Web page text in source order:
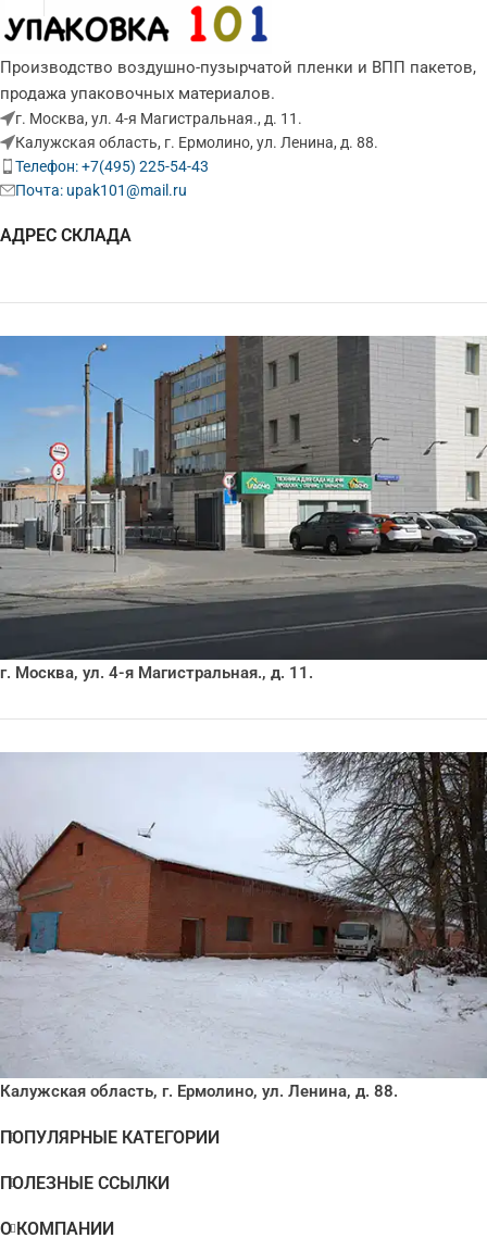
Производство воздушно-пузырчатой пленки и ВПП пакетов,
продажа упаковочных материалов.
г. Москва, ул. 4-я Магистральная., д. 11.
Калужская область, г. Ермолино, ул. Ленина, д. 88.
Телефон: +7(495) 225-54-43
Почта: upak101@mail.ru
АДРЕС СКЛАДА
г. Москва, ул. 4-я Магистральная., д. 11.
Калужская область, г. Ермолино, ул. Ленина, д. 88.
ПОПУЛЯРНЫЕ КАТЕГОРИИ
ПОЛЕЗНЫЕ ССЫЛКИ
О КОМПАНИИ